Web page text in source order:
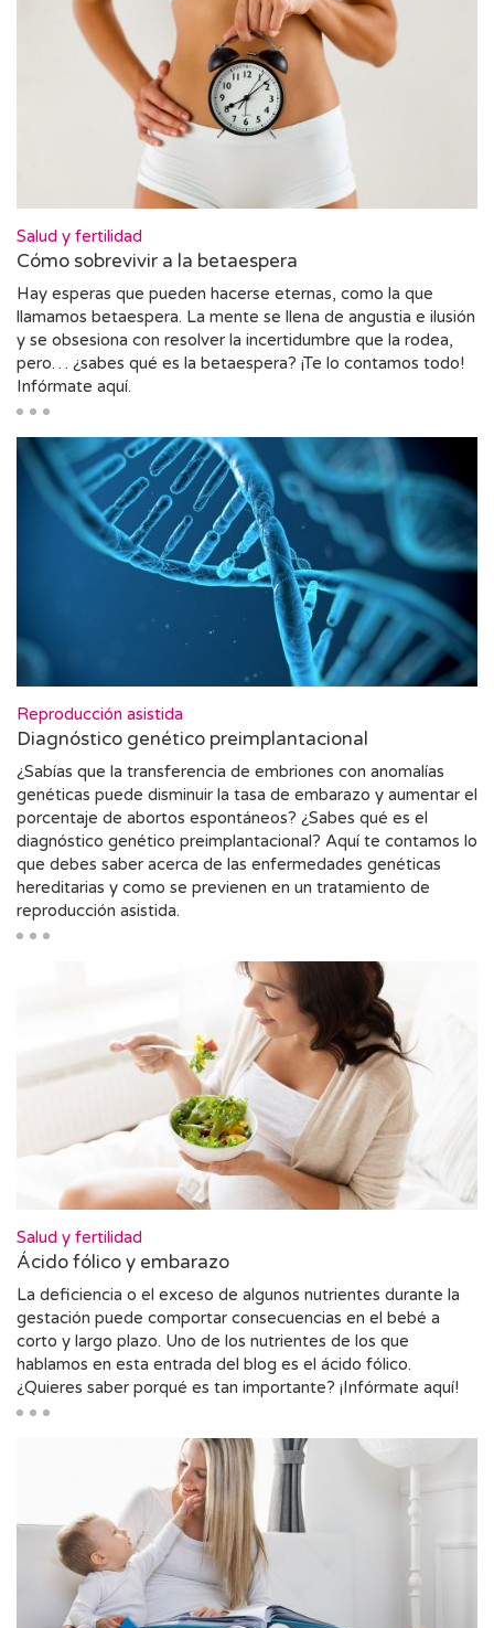
Salud y fertilidad
Cómo sobrevivir a la betaespera
Hay esperas que pueden hacerse eternas, como la que
llamamos betaespera. La mente se llena de angustia e ilusión
y se obsesiona con resolver la incertidumbre que la rodea,
pero… ¿sabes qué es la betaespera? ¡Te lo contamos todo!
Infórmate aquí.
Reproducción asistida
Diagnóstico genético preimplantacional
¿Sabías que la transferencia de embriones con anomalías
genéticas puede disminuir la tasa de embarazo y aumentar el
porcentaje de abortos espontáneos? ¿Sabes qué es el
diagnóstico genético preimplantacional? Aquí te contamos lo
que debes saber acerca de las enfermedades genéticas
hereditarias y como se previenen en un tratamiento de
reproducción asistida.
Salud y fertilidad
Ácido fólico y embarazo
La deficiencia o el exceso de algunos nutrientes durante la
gestación puede comportar consecuencias en el bebé a
corto y largo plazo. Uno de los nutrientes de los que
hablamos en esta entrada del blog es el ácido fólico.
¿Quieres saber porqué es tan importante? ¡Infórmate aquí!